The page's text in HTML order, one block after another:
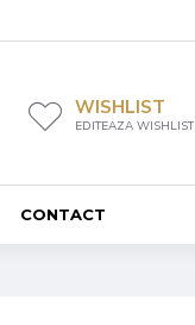
WISHLIST
EDITEAZA WISHLIST
CONTACT